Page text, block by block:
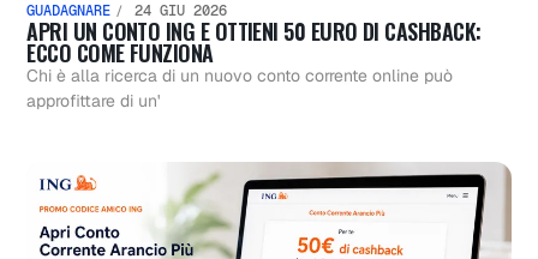
GUADAGNARE 24 GIU 2026
APRI UN CONTO ING E OTTIENI 50 EURO DI CASHBACK:
ECCO COME FUNZIONA
Chi è alla ricerca di un nuovo conto corrente online può
approfittare di un'